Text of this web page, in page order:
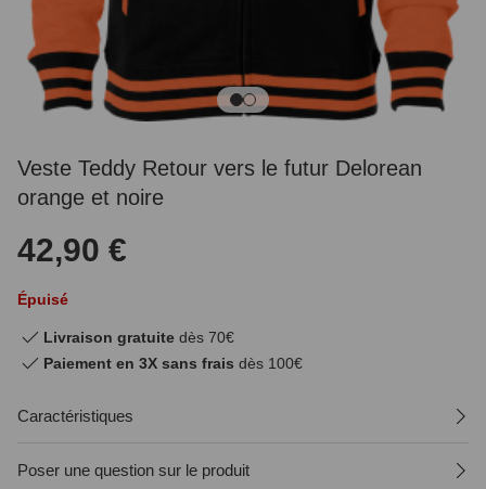
Veste Teddy Retour vers le futur Delorean
orange et noire
42,90 €
Épuisé
Livraison gratuite dès 70€
Paiement en 3X sans frais dès 100€
Caractéristiques
Poser une question sur le produit